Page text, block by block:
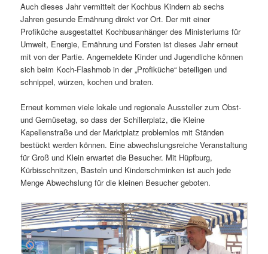
Auch dieses Jahr vermittelt der Kochbus Kindern ab sechs
Jahren gesunde Ernährung direkt vor Ort. Der mit einer
Profiküche ausgestattet Kochbusanhänger des Ministeriums für
Umwelt, Energie, Ernährung und Forsten ist dieses Jahr erneut
mit von der Partie. Angemeldete Kinder und Jugendliche können
sich beim Koch-Flashmob in der „Profiküche“ beteiligen und
schnippel, würzen, kochen und braten.
Erneut kommen viele lokale und regionale Aussteller zum Obst-
und Gemüsetag, so dass der Schillerplatz, die Kleine
Kapellenstraße und der Marktplatz problemlos mit Ständen
bestückt werden können. Eine abwechslungsreiche Veranstaltung
für Groß und Klein erwartet die Besucher. Mit Hüpfburg,
Kürbisschnitzen, Basteln und Kinderschminken ist auch jede
Menge Abwechslung für die kleinen Besucher geboten.